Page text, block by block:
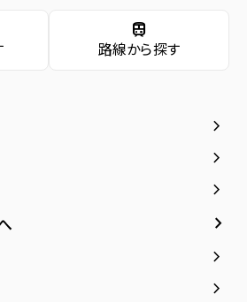
train
路線から探す
keyboard_arrow_right
keyboard_arrow_right
keyboard_arrow_right
keyboard_arrow_right
keyboard_arrow_right
keyboard_arrow_right
建て
仙台市泉区泉中央2丁目
グルマップでみる
05月